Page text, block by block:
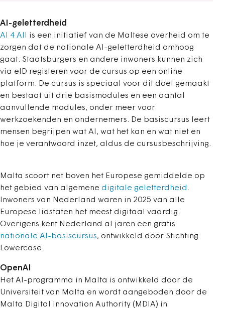
AI-geletterdheid
AI 4 All
is een initiatief van de Maltese overheid om te
zorgen dat de nationale AI-geletterdheid omhoog
gaat. Staatsburgers en andere inwoners kunnen zich
via eID registeren voor de cursus op een online
platform. De cursus is speciaal voor dit doel gemaakt
en bestaat uit drie basismodules en een aantal
aanvullende modules, onder meer voor
werkzoekenden en ondernemers. De basiscursus leert
mensen begrijpen wat AI, wat het kan en wat niet en
hoe je verantwoord inzet, aldus de cursusbeschrijving.
Malta scoort net boven het Europese gemiddelde op
het gebied van algemene digitale geletterdheid .
Inwoners van Nederland waren in 2025 van alle
Europese lidstaten het meest digitaal vaardig.
Overigens kent Nederland al jaren een gratis
nationale AI-basiscursus, ontwikkeld door Stichting
Lowercase.
OpenAI
Het AI-programma in Malta is ontwikkeld door de
Universiteit van Malta en wordt aangeboden door de
Malta Digital Innovation Authority (MDIA) in